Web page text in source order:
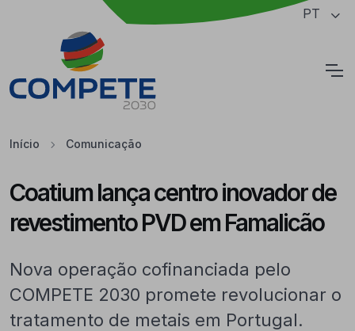
Saltar para o conteúdo principal da página PT
Início Comunicação
Coatium lança centro inovador de
revestimento PVD em Famalicão
Nova operação cofinanciada pelo
COMPETE 2030 promete revolucionar o
tratamento de metais em Portugal.